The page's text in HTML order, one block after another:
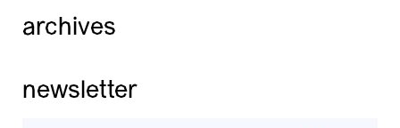
archives
newsletter